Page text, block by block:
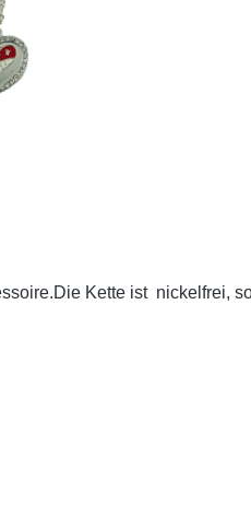
Kette ist nickelfrei,